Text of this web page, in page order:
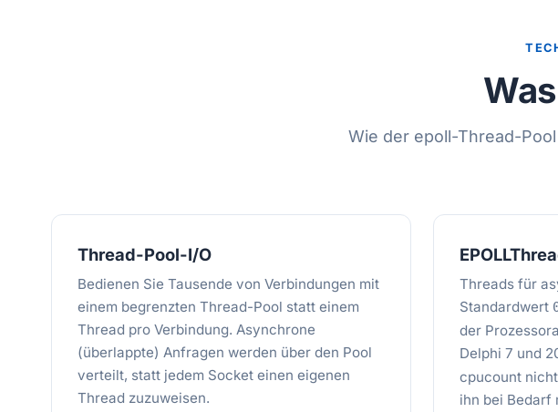
Wie der epoll-Thread-
Thread-Pool-I/O
Bedienen Sie Tausende von Verbindungen mit
einem begrenzten Thread-Pool statt einem
Thread pro Verbindung. Asynchrone
(überlappte) Anfragen werden über den Pool
verteilt, statt jedem Socket einen eigenen
Thread zuzuweisen.
Threads für
Standardwert
der
Delphi 7 und
cpucount
ihn bei Bedarf